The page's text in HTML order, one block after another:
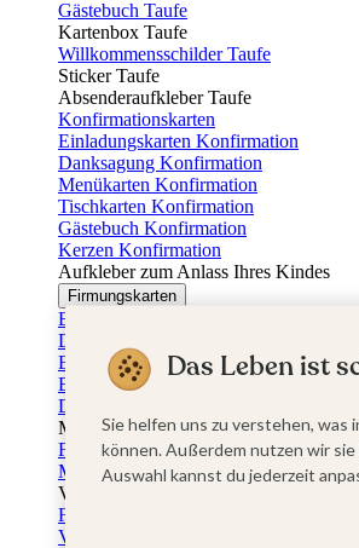
Gästebuch Taufe
Kartenbox Taufe
Willkommensschilder Taufe
Sticker Taufe
Absenderaufkleber Taufe
Konfirmationskarten
Einladungskarten Konfirmation
Danksagung Konfirmation
Menükarten Konfirmation
Tischkarten Konfirmation
Gästebuch Konfirmation
Kerzen Konfirmation
Aufkleber zum Anlass Ihres Kindes
Firmungskarten
Einladungskarten Firmung
Dankeskarten Firmung
Einschulungskarten
Einladungskarten Einschulung
Danksagung Einschulung
Muttertag
Fotogeschenke Muttertag
Muttertagskarten
Vatertag
Fotogeschenke Vatertag
Vatertagskarten
Das Leben ist
Sie helfen uns zu verstehen,
können. Außerdem nutzen wir
Auswahl kannst du jederzeit